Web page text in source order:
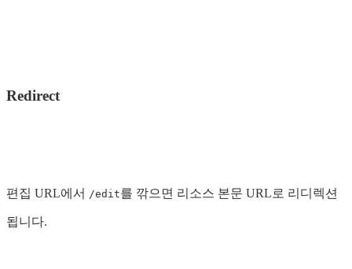
Redirect
편집 URL에서 /edit를 깎으면 리소스 본문 URL로 리디렉션
됩니다.